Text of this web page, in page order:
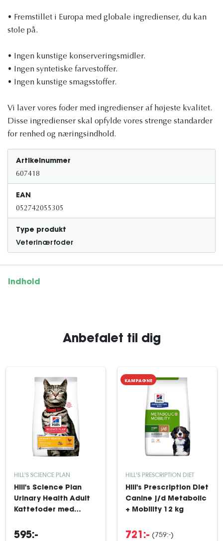
• Fremstillet i Europa med globale ingredienser, du kan
stole på.
• Ingen kunstige konserveringsmidler.
• Ingen syntetiske farvestoffer.
• Ingen kunstige smagsstoffer.
Vi laver vores foder med ingredienser af højeste kvalitet.
Disse ingredienser skal opfylde vores strenge standarder
for renhed og næringsindhold.
Artikelnummer
607418
EAN
052742055305
Type produkt
Veterinærfoder
Indhold
Anbefalet til dig
HILL'S SCIENCE PLAN
Hill's Science Plan
Urinary Health Adult
Kattefoder med
595:-
KAMPAGNE
HILL'S PRESCRIPTION DIET
Hill's Prescription Diet
Canine j/d Metabolic
+ Mobility 12 kg
721:- (759:-)